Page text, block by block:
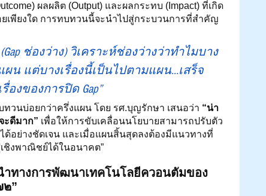
ผลผลิต (Output) และผลกระทบ (Impact) ที่เกิด
เพียงใด การทบทวนนี้จะนำไปสู่กระบวนการที่สำคัญ
ช่องว่าง) วิเคราะห์ช่องว่างว่าทำไมบาง
น แต่บางเรื่องนี้เป็นไปตามแผน...เสร็จ
งของการปิด Gap”
วนบ่อยกว่าครึ่งแผน โดย รศ.บุญรักษา เสนอว่า “น่า
ะดีมาก” เพื่อให้การขับเคลื่อนนโยบายสามารถปรับตัว
ด้อย่างชัดเจน และเมื่อแผนสิ้นสุดลงต้องมีแนวทางที่
เชิงพาณิชย์ได้ในอนาคต”
ทางการพัฒนาเทคโนโลยีควอนตัมของ
”